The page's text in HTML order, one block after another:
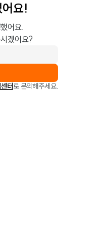
요!
어요.
겠어요?
터로 문의해주세요.